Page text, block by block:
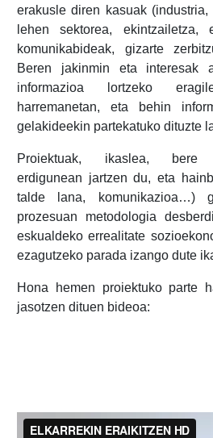
erakusle diren kasuak (industria,
lehen sektorea, ekintzailetza,
komunikabideak, gizarte
Beren jakinmin eta interesak
informazioa lortzeko
harremanetan, eta behin
gelakideekin partekatuko dituzte
Proiektuak, ikaslea, bere
erdigunean jartzen du, eta
talde lana, komunikazioa…)
prozesuan metodologia
eskualdeko errealitate
ezagutzeko parada izango dute
Hona hemen proiektuko parte
jasotzen dituen bideoa: